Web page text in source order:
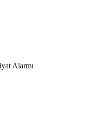
Alarmı